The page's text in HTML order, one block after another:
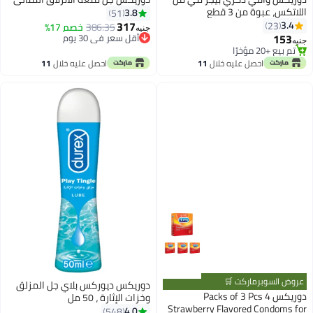
اللاتكس، عبوة من 3 قطع
3.4
23
جنيه153
تم بيع +20 مؤخرًا
تم بيع +20 مؤخرًااحصل عليه خلال 11
3.8
51
جنيه317
386.35خصم 17%
أقل سعر في 30 يوم
أقل سعر في 30 يوم
احصل عليه خلال 11
عروض السوبرماركت 🛒
دوريكس 4 Packs of 3 Pcs
Strawberry Flavored Condoms for
دوريكس ديوركس بلاي جل المزلق
وخزات الإثارة ، 50 مل